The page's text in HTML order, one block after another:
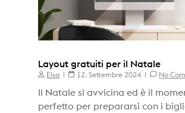
Layout gratuiti per il Natale
Elsa 12. Settembre 2024 No
Il Natale si avvicina ed è il
perfetto per prepararsi con i